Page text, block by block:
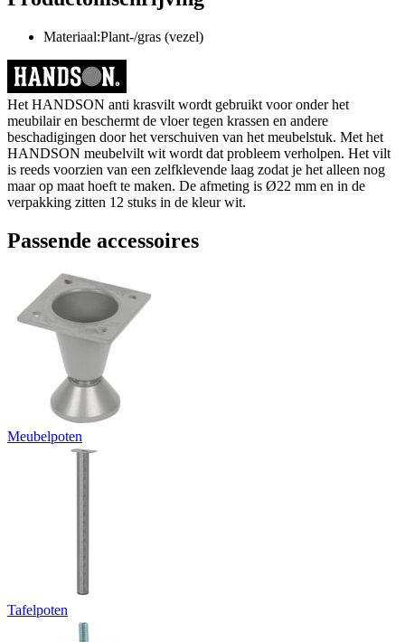
Materiaal:Plant-/gras (vezel)
Het HANDSON anti krasvilt wordt gebruikt voor onder het
meubilair en beschermt de vloer tegen krassen en andere
beschadigingen door het verschuiven van het meubelstuk. Met het
HANDSON meubelvilt wit wordt dat probleem verholpen. Het vilt
is reeds voorzien van een zelfklevende laag zodat je het alleen nog
maar op maat hoeft te maken. De afmeting is Ø22 mm en in de
verpakking zitten 12 stuks in de kleur wit.
Passende accessoires
Meubelpoten
Tafelpoten